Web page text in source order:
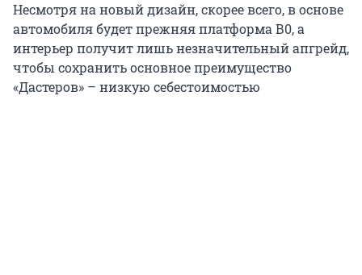
Несмотря на новый дизайн, скорее всего, в основе
автомобиля будет прежняя платформа В0, а
интерьер получит лишь незначительный апгрейд,
чтобы сохранить основное преимущество
«Дастеров» – низкую себестоимостью